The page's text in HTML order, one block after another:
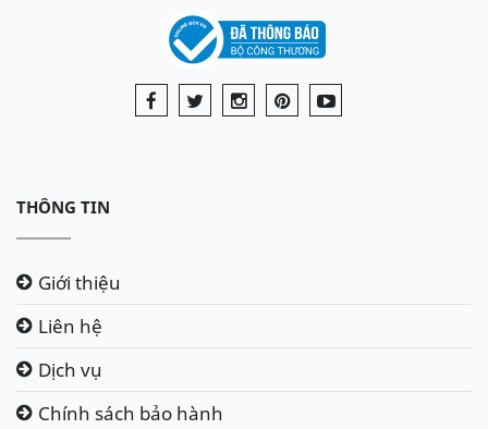
THÔNG TIN
Giới thiệu
Liên hệ
Dịch vụ
Chính sách bảo hành